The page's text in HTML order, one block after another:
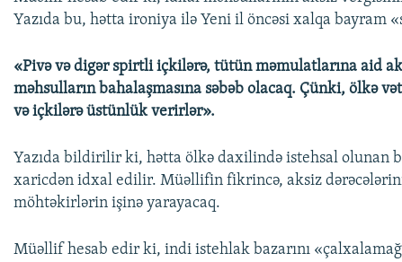
Yazıda bu, hətta ironiya ilə Yeni il öncəsi xalqa
«Pivə və digər spirtli içkilərə, tütün məmulatlarına aid
məhsulların bahalaşmasına səbəb olacaq. Çünki, ölkə
və içkilərə üstünlük verirlər».
Yazıda bildirilir ki, hətta ölkə daxilində istehsal olunan
xaricdən idxal edilir. Müəllifin fikrincə, aksiz
möhtəkirlərin işinə yarayacaq.
Müəllif hesab edir ki, indi istehlak bazarını